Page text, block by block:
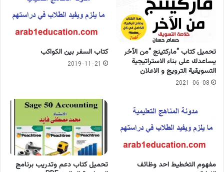
تحميل كتاب “ماركتينج “من الآخر
يساعدك على بناء الاستراتيجية
التسويقية الترويج و الاعلان
2021-06-08
كتاب السفر بين الكواكب
2019-11-21
مفهوم التخطيط احد وظائف
تحميل كتاب دعم وتدريب برنامج